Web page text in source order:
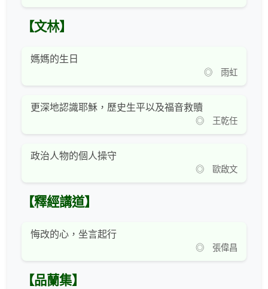
【文林】
媽媽的生日
◎ 雨虹
更深地認識耶穌，歷史生平以及福音救贖
◎ 王乾任
政治人物的個人操守
◎ 歐啟文
【釋經講道】
悔改的心，坐言起行
◎ 張偉昌
【品蘭集】